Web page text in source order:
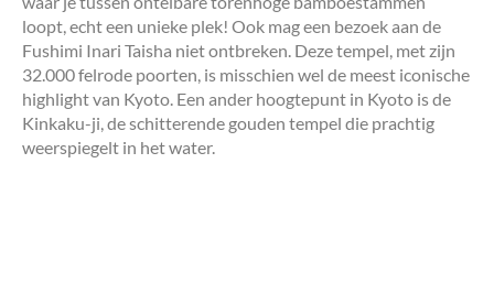
loopt, echt een unieke plek! Ook mag een bezoek aan de
Fushimi Inari Taisha niet ontbreken. Deze tempel, met zijn
32.000 felrode poorten, is misschien wel de meest iconische
highlight van Kyoto. Een ander hoogtepunt in Kyoto is de
Kinkaku-ji, de schitterende gouden tempel die prachtig
weerspiegelt in het water.